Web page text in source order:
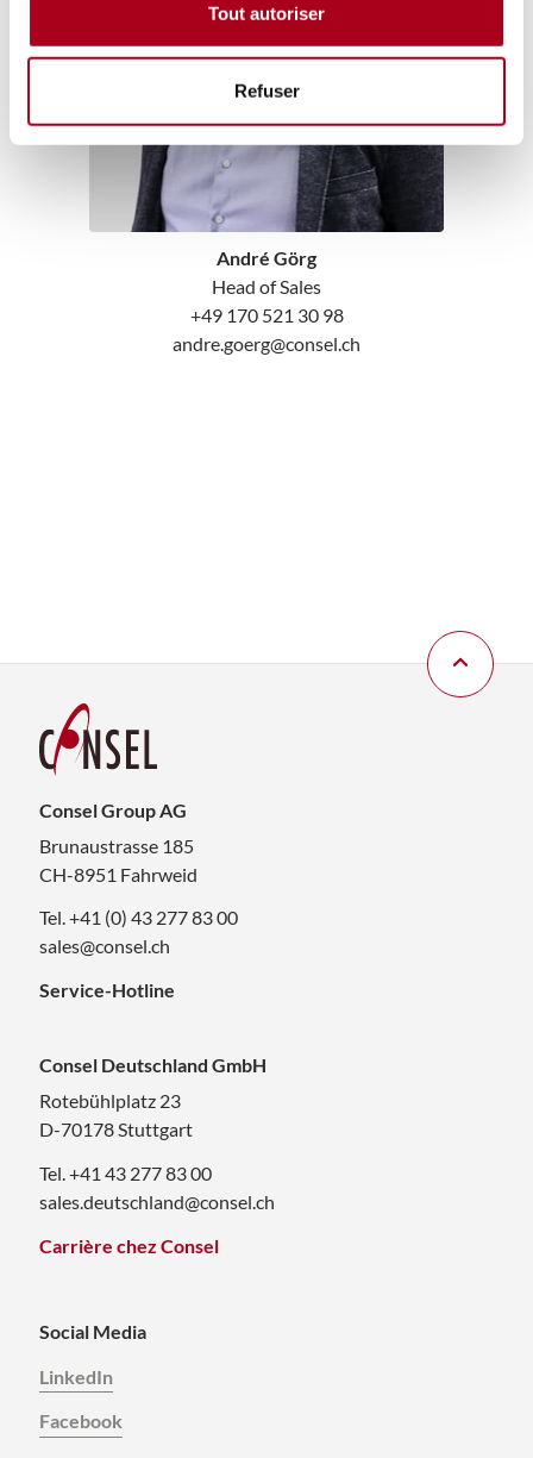
Tout autoriser
Refuser
André Görg
Head of Sales
+49 170 521 30 98
andre.goerg@consel.ch
Consel Group AG
Brunaustrasse 185
CH-8951 Fahrweid
Tel. +41 (0) 43 277 83 00
sales@consel.ch
Service-Hotline
Consel Deutschland GmbH
Rotebühlplatz 23
D-70178 Stuttgart
Tel. +41 43 277 83 00
sales.deutschland@consel.ch
Carrière chez Consel
Social Media
LinkedIn
Facebook